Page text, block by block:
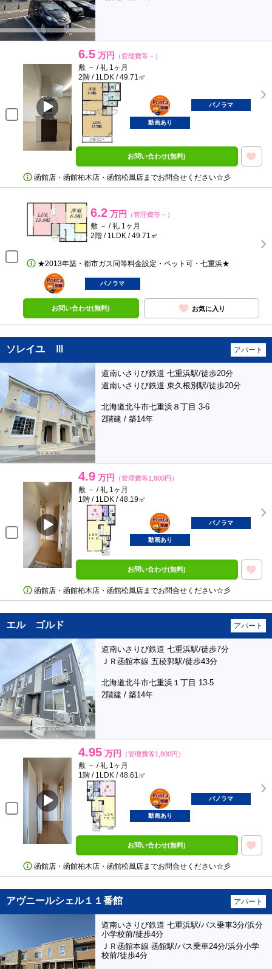
6.5 万円 （管理費等－）
敷 － / 礼 1ヶ月
2階 / 1LDK / 49.71㎡
ポンタ
部屋
パノラマ
動画あり
お問い合わせ(無料)
函館店・函館柏木店・函館松風店までお問合せください☆彡
6.2 万円 （管理費等－）
敷 － / 礼 1ヶ月
2階 / 1LDK / 49.71㎡
★2013年築・都市ガス同等料金設定・ペット可・七重浜★
ポンタ
部屋
パノラマ
お問い合わせ(無料) お気に入り
ソレイユ Ⅲ アパート
道南いさりび鉄道 七重浜駅/徒歩20分
道南いさりび鉄道 東久根別駅/徒歩20分
北海道北斗市七重浜８丁目 3-6
2階建 / 築14年
4.9 万円 （管理費等1,800円）
敷 － / 礼 1ヶ月
1階 / 1LDK / 48.19㎡
ポンタ
部屋
パノラマ
動画あり
お問い合わせ(無料)
函館店・函館柏木店・函館松風店までお問合せください☆彡
エル ゴルド アパート
道南いさりび鉄道 七重浜駅/徒歩7分
ＪＲ函館本線 五稜郭駅/徒歩43分
北海道北斗市七重浜１丁目 13-5
2階建 / 築14年
4.95 万円 （管理費等1,800円）
敷 － / 礼 1ヶ月
1階 / 1LDK / 48.61㎡
ポンタ
部屋
パノラマ
動画あり
お問い合わせ(無料)
函館店・函館柏木店・函館松風店までお問合せください☆彡
アヴニールシェル１１番館 アパート
道南いさりび鉄道 七重浜駅/バス乗車3分/浜分
小学校前/徒歩4分
ＪＲ函館本線 函館駅/バス乗車24分/浜分小学
校前/徒歩4分